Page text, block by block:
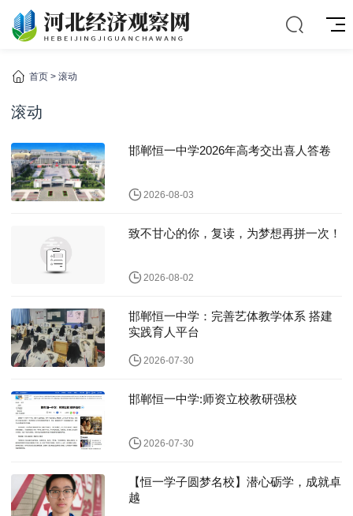
首页 > 滚动
滚动
邯郸恒一中学2026年高考交出喜人答卷
2026-08-03
致不甘心的你，复读，为梦想再拼一次！
2026-08-02
邯郸恒一中学：完善艺体教学体系 搭建
实践育人平台
2026-07-30
邯郸恒一中学:师资立校教研强校
2026-07-30
【恒一学子圆梦名校】潜心砺学，成就卓
越